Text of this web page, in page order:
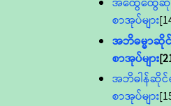
စာအုပ်များ
အဘိဓမ္မာဆို
စာအုပ်များ
အဘိဓါန်ဆိုင်
စာအုပ်များ